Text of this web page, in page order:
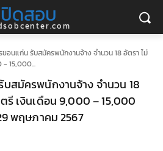
ปิดสอบ
ขอนแก่น รับสมัครพนักงานจ้าง จำนวน 18 อัตรา ไม่
15,000...
สมัครพนักงานจ้าง จำนวน 18
รี เงินเดือน 9,000 – 15,000
พฤษภาคม 2567